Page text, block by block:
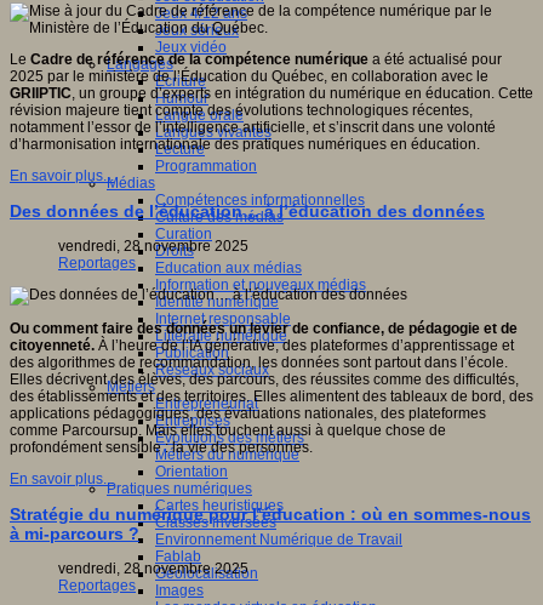
Jeux 4/12 ans
Jeux sérieux
Jeux vidéo
Langages
Ecriture
Humour
Langue orale
Langues vivantes
Lecture
Programmation
Médias
Compétences informationnelles
Culture des médias
Curation
Droits
Education aux médias
Information et nouveaux médias
Identité numérique
Internet responsable
Littératie numérique
Publication
Réseaux sociaux
Métiers
Entrepreneuriat
Entreprises
Evolutions des métiers
Métiers du numérique
Orientation
Pratiques numériques
Cartes heuristiques
Classes inversées
Environnement Numérique de Travail
Fablab
Géolocalisation
Images
Le Cadre de référence de la compétence numérique a été actualisé pour
2025 par le ministère de l’Éducation du Québec, en collaboration avec le
GRIIPTIC, un groupe d’experts en intégration du numérique en éducation. Cette
révision majeure tient compte des évolutions technologiques récentes,
notamment l’essor de l’intelligence artificielle, et s’inscrit dans une volonté
d’harmonisation internationale des pratiques numériques en éducation.
En savoir plus...
Des données de l’éducation… à l’éducation des données
vendredi, 28 novembre 2025
Reportages
Ou comment faire des données un levier de confiance, de pédagogie et de
citoyenneté. À l’heure de l’IA générative, des plateformes d’apprentissage et
des algorithmes de recommandation, les données sont partout dans l’école.
Elles décrivent des élèves, des parcours, des réussites comme des difficultés,
des établissements et des territoires. Elles alimentent des tableaux de bord, des
applications pédagogiques, des évaluations nationales, des plateformes
comme Parcoursup. Mais elles touchent aussi à quelque chose de
profondément sensible : la vie des personnes.
En savoir plus...
Stratégie du numérique pour l’éducation : où en sommes-nous
à mi-parcours ?
vendredi, 28 novembre 2025
Reportages